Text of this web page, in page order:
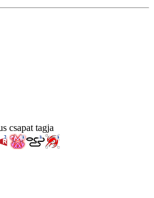
csapat tagja